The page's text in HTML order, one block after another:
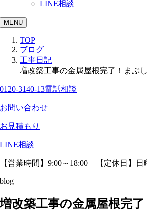
LINE相談
MENU
TOP
ブログ
工事日記
増改築工事の金属屋根完了！まぶ
0120-3140-13電話相談
お問い合わせ
お見積もり
LINE相談
【営業時間】9:00～18:00 【定休日】日
blog
増改築工事の金属屋根完